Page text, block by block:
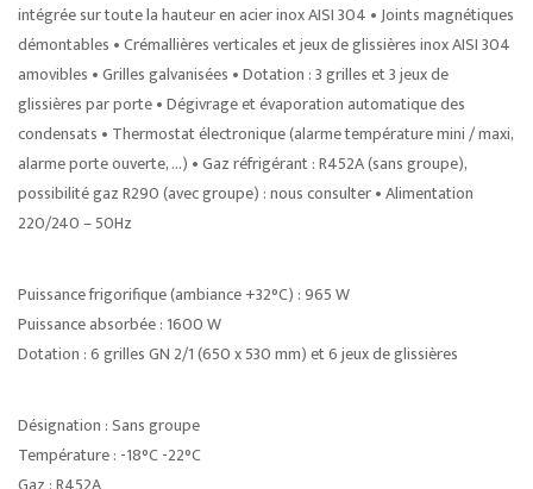
intégrée sur toute la hauteur en acier inox AISI 304 • Joints magnétiques
démontables • Crémallières verticales et jeux de glissières inox AISI 304
amovibles • Grilles galvanisées • Dotation : 3 grilles et 3 jeux de
glissières par porte • Dégivrage et évaporation automatique des
condensats • Thermostat électronique (alarme température mini / maxi,
alarme porte ouverte, …) • Gaz réfrigérant : R452A (sans groupe),
possibilité gaz R290 (avec groupe) : nous consulter • Alimentation
220/240 – 50Hz
Puissance frigorifique (ambiance +32°C) : 965 W
Puissance absorbée : 1600 W
Dotation : 6 grilles GN 2/1 (650 x 530 mm) et 6 jeux de glissières
Désignation : Sans groupe
Température : -18°C -22°C